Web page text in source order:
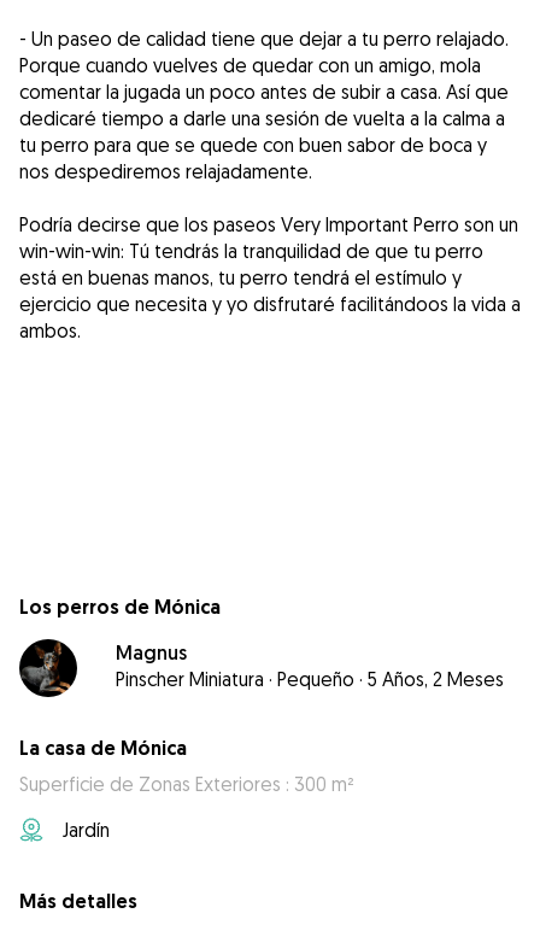
- Un paseo de calidad tiene que dejar a tu perro relajado.
Porque cuando vuelves de quedar con un amigo, mola
comentar la jugada un poco antes de subir a casa. Así que
dedicaré tiempo a darle una sesión de vuelta a la calma a
tu perro para que se quede con buen sabor de boca y
nos despediremos relajadamente.
Podría decirse que los paseos Very Important Perro son un
win-win-win: Tú tendrás la tranquilidad de que tu perro
está en buenas manos, tu perro tendrá el estímulo y
ejercicio que necesita y yo disfrutaré facilitándoos la vida a
ambos.
Los perros de Mónica
Magnus
Pinscher Miniatura · Pequeño · 5 Años, 2 Meses
La casa de Mónica
Superficie de Zonas Exteriores : 300 m²
Jardín
Más detalles